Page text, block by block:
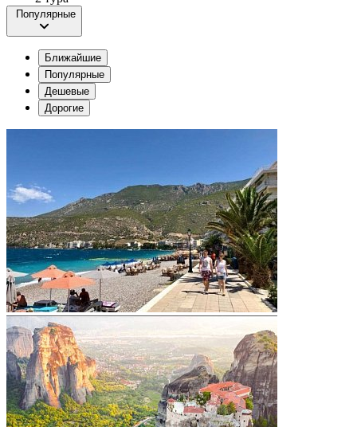
Популярные
Ближайшие
Популярные
Дешевые
Дорогие